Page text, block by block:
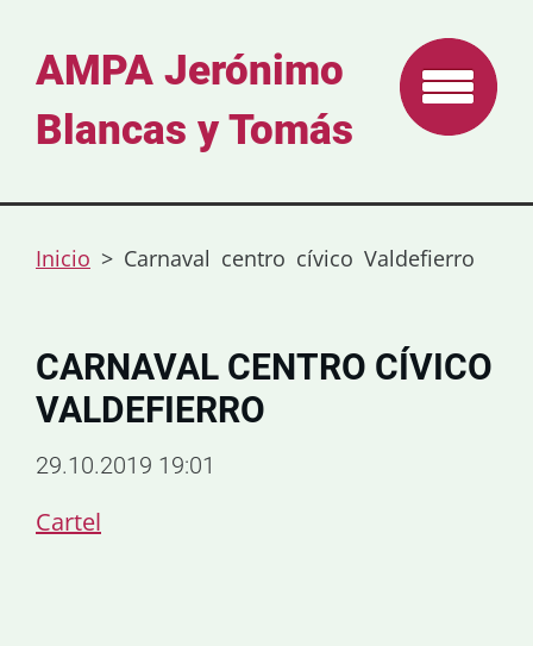
AMPA Jerónimo
Blancas y Tomás
Inicio > Carnaval centro cívico Valdefierro
CARNAVAL CENTRO CÍVICO
VALDEFIERRO
29.10.2019 19:01
Cartel